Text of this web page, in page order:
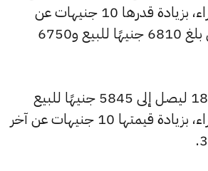
و6760 جنيهًا للشراء، بزيادة قدرها 10 جنيهات عن
السعر السابق الذي بلغ 6810 جنيهًا للبيع و6750
كما ارتفع سعر عيار 18 ليصل إلى 5845 جنيهًا للبيع
و5795 جنيهًا للشراء، بزيادة قيمتها 10 جنيهات عن آخر